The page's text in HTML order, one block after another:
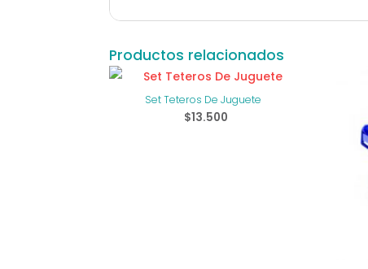
Productos relacionados
Set Teteros De Juguete
$13.500